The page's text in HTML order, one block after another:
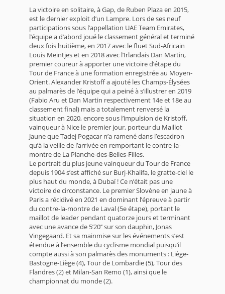
La victoire en solitaire, à Gap, de Ruben Plaza en 2015,
est le dernier exploit d’un Lampre. Lors de ses neuf
participations sous l’appellation UAE Team Emirates,
l’équipe a d’abord joué le classement général et terminé
deux fois huitième, en 2017 avec le fluet Sud-Africain
Louis Meintjes et en 2018 avec l’Irlandais Dan Martin,
premier coureur à apporter une victoire d’étape du
Tour de France à une formation enregistrée au Moyen-
Orient. Alexander Kristoff a ajouté les Champs-Élysées
au palmarès de l’équipe qui a peiné à s’illustrer en 2019
(Fabio Aru et Dan Martin respectivement 14e et 18e au
classement final) mais a totalement renversé la
situation en 2020, encore sous l’impulsion de Kristoff,
vainqueur à Nice le premier jour, porteur du Maillot
Jaune que Tadej Pogacar n’a ramené dans l’escadron
qu’à la veille de l’arrivée en remportant le contre-la-
montre de La Planche-des-Belles-Filles.
Le portrait du plus jeune vainqueur du Tour de France
depuis 1904 s’est affiché sur Burj-Khalifa, le gratte-ciel le
plus haut du monde, à Dubaï ! Ce n’était pas une
victoire de circonstance. Le premier Slovène en jaune à
Paris a récidivé en 2021 en dominant l’épreuve à partir
du contre-la-montre de Laval (5e étape), portant le
maillot de leader pendant quatorze jours et terminant
avec une avance de 5’20’’ sur son dauphin, Jonas
Vingegaard. Et sa mainmise sur les événements s’est
étendue à l’ensemble du cyclisme mondial puisqu’il
compte aussi à son palmarès des monuments : Liège-
Bastogne-Liège (4), Tour de Lombardie (5), Tour des
Flandres (2) et Milan-San Remo (1), ainsi que le
championnat du monde (2).